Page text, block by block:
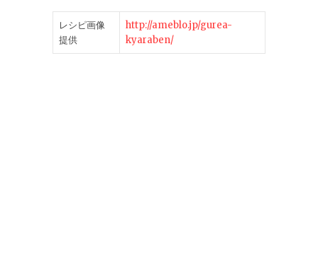
レシピ画像
提供
http://ameblo.jp/gurea-
kyaraben/